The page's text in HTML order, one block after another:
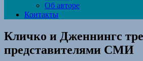
Об авторе
Контакты
Кличко и Дженнингс
представителями СМИ